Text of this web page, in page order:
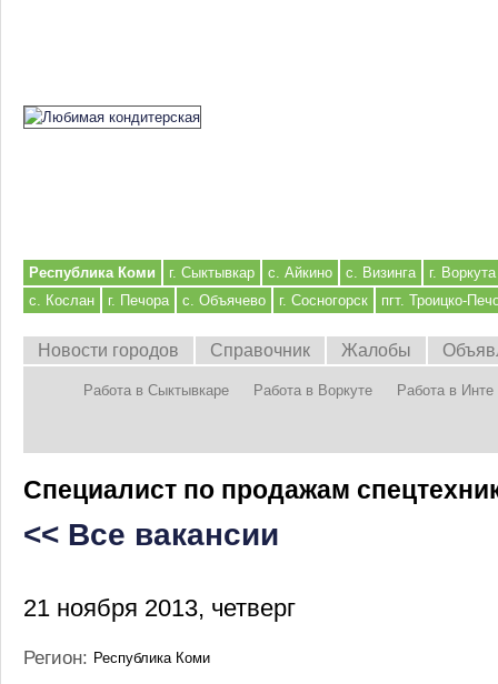
Республика Коми г. Сыктывкар с. Айкино с. Визинга
г. Воркута
с. Кослан
г. Печора с. Объячево г. Сосногорск пгт. Троицко-
Новости городов Справочник Жалобы
Работа в Сыктывкаре Работа в Воркуте Работа в Инте
Специалист по продажам
<< Все вакансии
21 ноября 2013, четверг
Регион: Республика Коми